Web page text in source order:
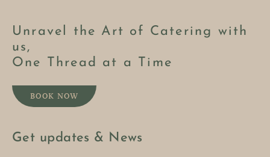
Unravel the Art of Catering with
us,
One Thread at a Time
BOOK NOW
Get updates & News